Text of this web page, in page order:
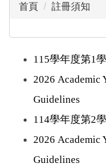
首頁 註冊須知
115學年度第1
2026 Academic
Guidelines
114學年度第2
2026 Academic
Guidelines